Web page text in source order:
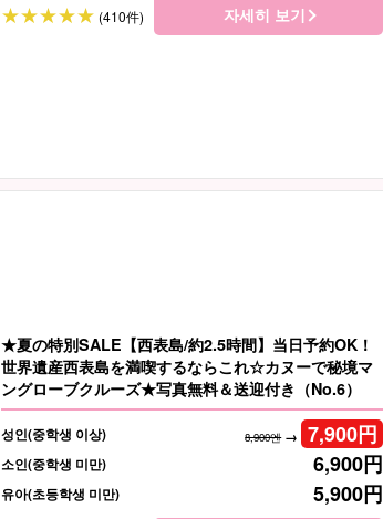
(410件) 자세히 보기
★夏の特別SALE【西表島/約2.5時間】当日予約OK！
世界遺産西表島を満喫するならこれ☆カヌーで秘境マ
ングローブクルーズ★写真無料＆送迎付き（No.6）
성인(중학생 이상) 8,900엔→ 7,900円
소인(중학생 미만) 6,900円
유아(초등학생 미만) 5,900円